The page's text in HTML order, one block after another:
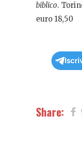
biblico.
euro 18,50
Share: